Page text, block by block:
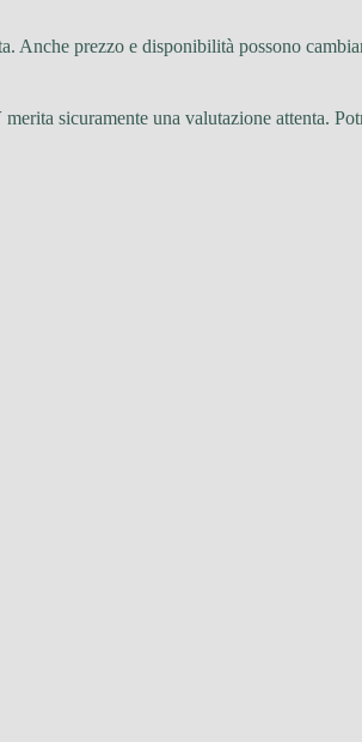
Anche prezzo e disponibilità possono
merita sicuramente una valutazione attenta.